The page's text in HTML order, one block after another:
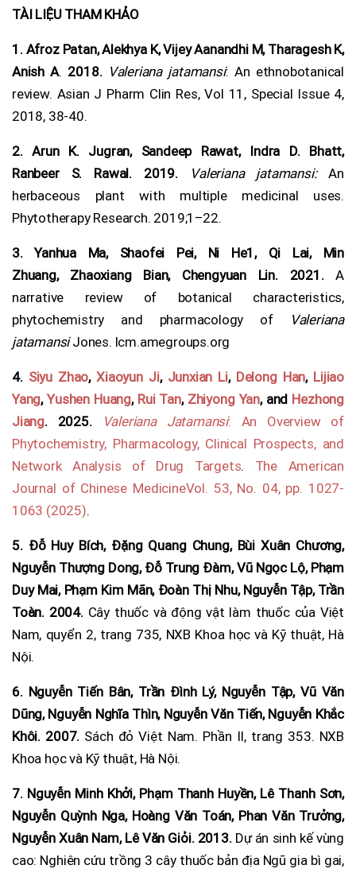
TÀI LIỆU THAM KHẢO
1. Afroz Patan, Alekhya K, Vijey Aanandhi M, Tharagesh K,
Anish A. 2018. Valeriana jatamansi: An ethnobotanical
review. Asian J Pharm Clin Res, Vol 11, Special Issue 4,
2018, 38-40.
2.
Arun K. Jugran, Sandeep Rawat, Indra D. Bhatt,
Ranbeer S. Rawal. 2019.
Valeriana jatamansi:An
herbaceous plant with multiple medicinal uses.
Phytotherapy Research. 2019;1–22.
3.
Yanhua Ma, Shaofei Pei, Ni He1, Qi Lai, Min
Zhuang, Zhaoxiang Bian, Chengyuan Lin. 2021. A
narrative review of botanical characteristics,
phytochemistry and pharmacology of
Valeriana
jatamansiJones. lcm.amegroups.org
4. Siyu Zhao,Xiaoyun Ji, Junxian Li, Delong Han, Lijiao
Yang,Yushen Huang, Rui Tan, Zhiyong Yan, and Hezhong
Jiang. 2025. Valeriana Jatamansi: An Overview of
Phytochemistry, Pharmacology, Clinical Prospects, and
Network Analysis of Drug Targets. The American
Journal of Chinese MedicineVol. 53, No. 04, pp. 1027-
1063 (2025).
5. Đỗ Huy Bích, Đặng Quang Chung, Bùi Xuân Chương,
Nguyễn Thượng Dong, Đỗ Trung Đàm, Vũ Ngọc Lộ, Phạm
Duy Mai, Phạm Kim Mãn, Đoàn Thị Nhu, Nguyễn Tập, Trần
Toàn. 2004. Cây thuốc và động vật làm thuốc của Việt
Nam, quyển 2, trang 735, NXB Khoa học và Kỹ thuật, Hà
Nội.
6. Nguyễn Tiến Bân, Trần Đình Lý, Nguyễn Tập, Vũ Văn
Dũng, Nguyễn Nghĩa Thìn, Nguyễn Văn Tiến, Nguyễn Khắc
Khôi. 2007. Sách đỏ Việt Nam. Phần II, trang 353. NXB
Khoa học và Kỹ thuật, Hà Nội.
7. Nguyễn Minh Khởi, Phạm Thanh Huyền, Lê Thanh Sơn,
Nguyễn Quỳnh Nga, Hoàng Văn Toán, Phan Văn Trưởng,
Nguyễn Xuân Nam, Lê Văn Giỏi. 2013. Dự án sinh kế vùng
cao: Nghiên cứu trồng 3 cây thuốc bản địa Ngũ gia bì gai,